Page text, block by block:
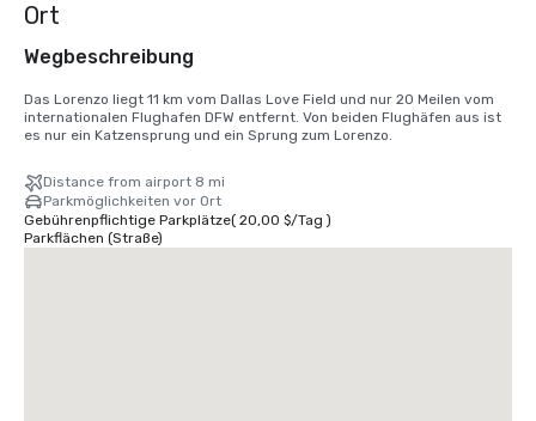
Ort
Wegbeschreibung
Das Lorenzo liegt 11 km vom Dallas Love Field und nur 20 Meilen vom
internationalen Flughafen DFW entfernt. Von beiden Flughäfen aus ist
es nur ein Katzensprung und ein Sprung zum Lorenzo.
Distance from airport 8 mi
Parkmöglichkeiten vor Ort
Gebührenpflichtige Parkplätze( 20,00 $/Tag )
Parkflächen (Straße)